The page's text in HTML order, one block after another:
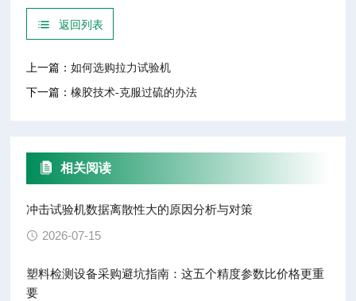
返回列表
上一篇：如何选购拉力试验机
下一篇：橡胶技术-克服过硫的办法
相关阅读
冲击试验机数据离散性大的原因分析与对策
2026-07-15
塑料检测设备采购避坑指南：这五个精度参数比价格更重
要